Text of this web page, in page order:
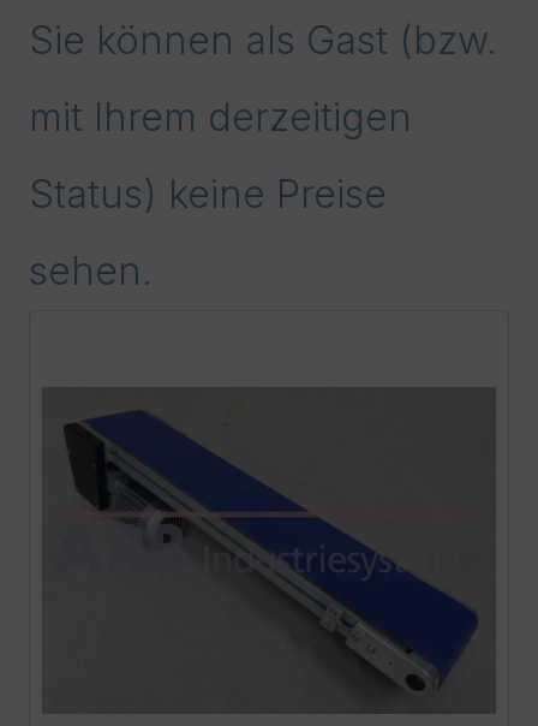
Sie können als Gast (bzw.
mit Ihrem derzeitigen
Status) keine Preise
sehen.